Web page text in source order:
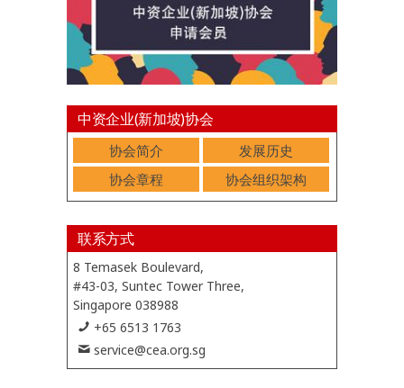
中资企业(新加坡)协会
协会简介
发展历史
协会章程
协会组织架构
联系方式
8 Temasek Boulevard,
#43-03, Suntec Tower Three,
Singapore 038988
+65 6513 1763
service@cea.org.sg